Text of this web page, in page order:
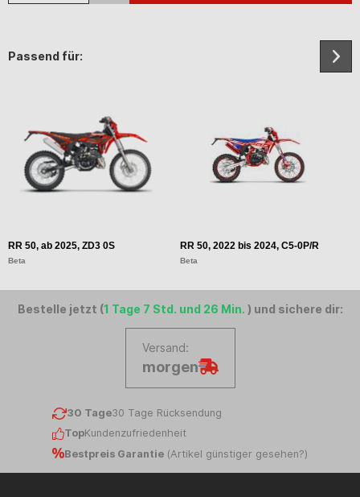
Passend für:
RR 50, ab 2025, ZD3 0S
Beta
RR 50, 2022 bis 2024, C5-0P/R
Beta
Bestelle jetzt (1 Tage 7 Std. und 26 Min. ) und sichere dir:
Versand:
morgen
30 Tage30 Tage Rücksendung
TopKundenzufriedenheit
Bestpreis Garantie (Artikel günstiger gesehen?)